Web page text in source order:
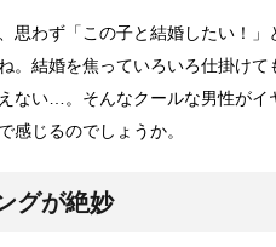
思わず「この子と結婚したい！」
。結婚を焦っていろいろ仕掛けて
ない…。そんなクールな男性がイ
感じるのでしょうか。
グが絶妙